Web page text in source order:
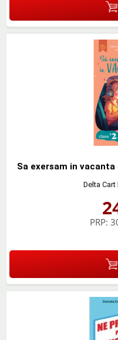
Sa exersam in
Delta Cart
PRP: